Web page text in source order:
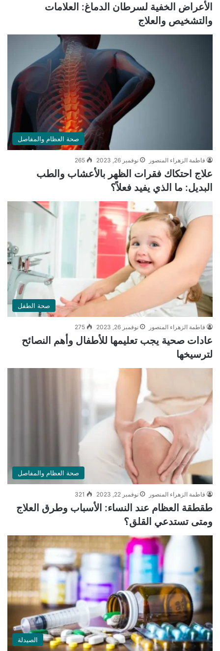
الأعراض الخفية لسرطان الدماغ: العلامات
والتشخيص والعلاج
صحة العظام والمفاصل
فاطمة الزهراء المنصور نوفمبر 26, 2023 265
علاج احتكاك فقرات الظهر بالأعشاب والطب
البديل: ما الذي يفيد فعلاً؟
صحة الطفل
فاطمة الزهراء المنصور نوفمبر 26, 2023 275
عادات صحية يجب تعليمها للأطفال وأهم النصائح
لترسيخها
صحة العظام والمفاصل
فاطمة الزهراء المنصور نوفمبر 22, 2023 321
طقطقة العظام عند النساء: الأسباب وطرق العلاج
ومتى تستدعي القلق؟
الصيدلة